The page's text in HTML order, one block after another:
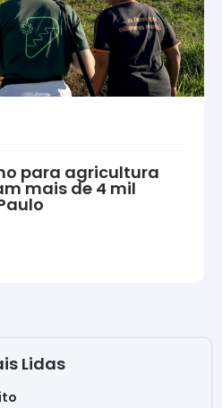
para agricultura
mais de 4 mil
Lidas